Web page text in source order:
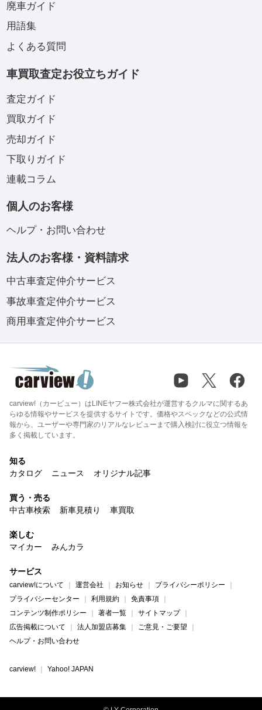
廃車ガイド
用語集
よくある質問
車買取査定お役立ちガイド
査定ガイド
買取ガイド
売却ガイド
下取りガイド
連載コラム
個人のお客様
ヘルプ・お問い合わせ
法人のお客様・資料請求
中古車査定仲介サービス
事故車査定仲介サービス
商用車査定仲介サービス
carview!（カービュー）はLINEヤフー株式会社が運営するクルマに関するあ
らゆる情報やサービスを提供するサイトです。価格やスペックなどの公式情
報から、ユーザーや専門家のリアルなレビューまで購入検討に役立つ情報を
多く掲載しています。
知る
カタログ
ニュース オリジナル記事
買う・売る
中古車検索
新車見積り 車買取
楽しむ
マイカー
みんカラ
サービス
carview!について 運営会社 お知らせ
プライバシーポリシー
プライバシーセンター
利用規約
免責事項
コンテンツ制作ポリシー
著者一覧
サイトマップ
広告掲載について
法人加盟店募集
ご意見・ご要望
ヘルプ・お問い合わせ
carview! Yahoo! JAPAN